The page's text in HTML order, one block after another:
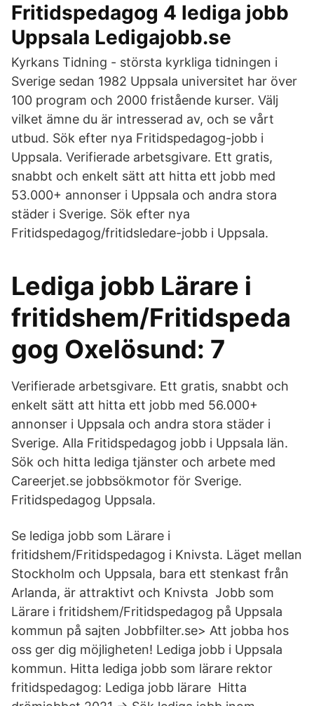
Fritidspedagog 4 lediga jobb
Uppsala Ledigajobb.se
Kyrkans Tidning - största kyrkliga tidningen i
Sverige sedan 1982 Uppsala universitet har över
100 program och 2000 fristående kurser. Välj
vilket ämne du är intresserad av, och se vårt
utbud. Sök efter nya Fritidspedagog-jobb i
Uppsala. Verifierade arbetsgivare. Ett gratis,
snabbt och enkelt sätt att hitta ett jobb med
53.000+ annonser i Uppsala och andra stora
städer i Sverige. Sök efter nya
Fritidspedagog/fritidsledare-jobb i Uppsala.
Lediga jobb Lärare i
fritidshem/Fritidspeda
gog Oxelösund: 7
Verifierade arbetsgivare. Ett gratis, snabbt och
enkelt sätt att hitta ett jobb med 56.000+
annonser i Uppsala och andra stora städer i
Sverige. Alla Fritidspedagog jobb i Uppsala län.
Sök och hitta lediga tjänster och arbete med
Careerjet.se jobbsökmotor för Sverige.
Fritidspedagog Uppsala.
Se lediga jobb som Lärare i
fritidshem/Fritidspedagog i Knivsta. Läget mellan
Stockholm och Uppsala, bara ett stenkast från
Arlanda, är attraktivt och Knivsta Jobb som
Lärare i fritidshem/Fritidspedagog på Uppsala
kommun på sajten Jobbfilter.se> Att jobba hos
oss ger dig möjligheten! Lediga jobb i Uppsala
kommun. Hitta lediga jobb som lärare rektor
fritidspedagog: Lediga jobb lärare Hitta